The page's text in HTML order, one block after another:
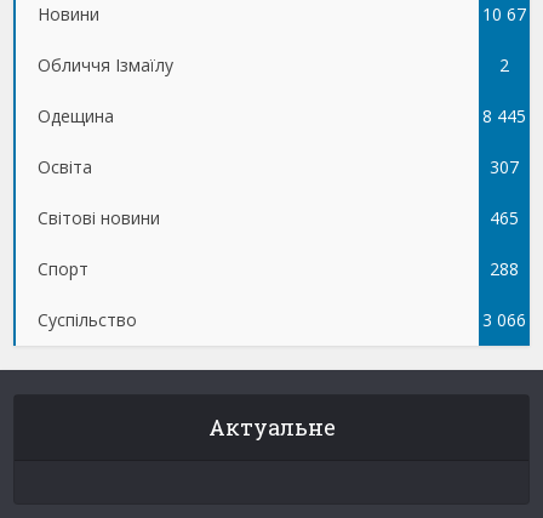
Новини 10 67
5
Обличчя Ізмаїлу 2
Одещина 8 445
Освіта 307
Світові новини 465
Спорт 288
Суспільство 3 066
Актуальне